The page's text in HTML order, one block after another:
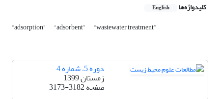
کلیدواژه‌ها English
“adsorption” “adsorbent” “wastewater treatment”
دوره 5، شماره 4
زمستان 1399
صفحه3173-3182